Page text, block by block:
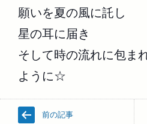
願いを夏の風に託し
星の耳に届き
そして時の流れに包ま
ように☆
前の記事